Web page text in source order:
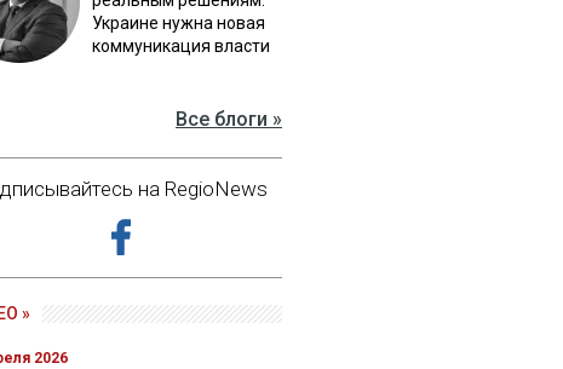
Украине нужна новая
коммуникация власти
Все блоги »
на RegioNews
»
2026